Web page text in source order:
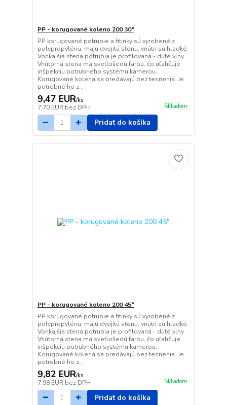
PP - korugované koleno 200 30°
PP korugované potrubie a fitinky sú vyrobené z
polypropylénu, majú dvojitú stenu, vnútri sú hladké.
Vonkajšia stena potrubia je profilovaná - duté vlny.
Vnútorná stena má svetlošedú farbu, čo uľahčuje
inšpekciu potrubného systému kamerou.
Korugované kolená sa predávajú bez tesnenia. Je
potrebné ho z...
9,47 EUR/ks
7,70 EUR bez DPH Skladom
Pridať do košíka
PP - korugované koleno 200 45°
PP korugované potrubie a fitinky sú vyrobené z
polypropylénu, majú dvojitú stenu, vnútri sú hladké.
Vonkajšia stena potrubia je profilovaná - duté vlny.
Vnútorná stena má svetlošedú farbu, čo uľahčuje
inšpekciu potrubného systému kamerou.
Korugované kolená sa predávajú bez tesnenia. Je
potrebné ho z...
9,82 EUR/ks
7,98 EUR bez DPH Skladom
Pridať do košíka